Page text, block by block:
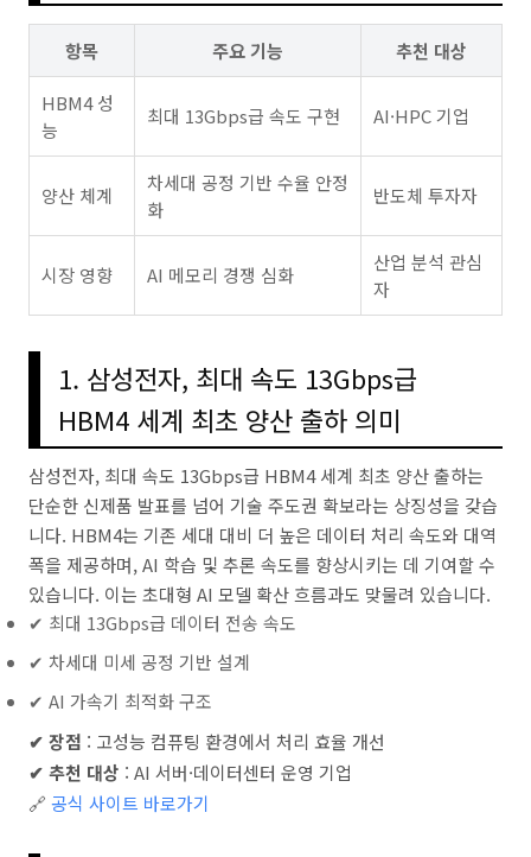
항목 주요 기능 추천 대상
HBM4 성
능
최대 13Gbps급 속도 구현 AI·HPC 기업
양산 체계
차세대 공정 기반 수율 안정
화
반도체 투자자
시장 영향 AI 메모리 경쟁 심화
산업 분석 관심
자
1. 삼성전자, 최대 속도 13Gbps급
HBM4 세계 최초 양산 출하 의미
삼성전자, 최대 속도 13Gbps급 HBM4 세계 최초 양산 출하는
단순한 신제품 발표를 넘어 기술 주도권 확보라는 상징성을 갖습
니다. HBM4는 기존 세대 대비 더 높은 데이터 처리 속도와 대역
폭을 제공하며, AI 학습 및 추론 속도를 향상시키는 데 기여할 수
있습니다. 이는 초대형 AI 모델 확산 흐름과도 맞물려 있습니다.
✔ 최대 13Gbps급 데이터 전송 속도
✔ 차세대 미세 공정 기반 설계
✔ AI 가속기 최적화 구조
✔ 장점 : 고성능 컴퓨팅 환경에서 처리 효율 개선
✔ 추천 대상 : AI 서버·데이터센터 운영 기업
🔗 공식 사이트 바로가기